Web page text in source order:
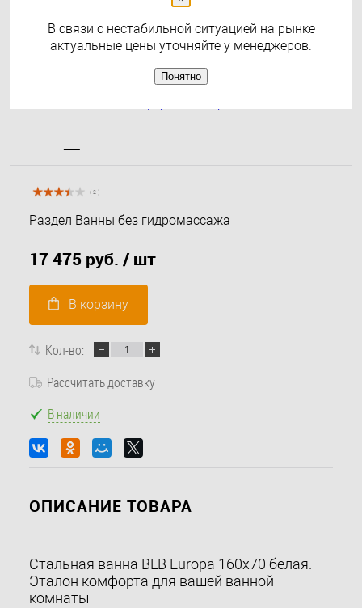
( 2 )
Раздел Ванны без гидромассажа
17 475 руб. / шт
В корзину
Кол-во:
Рассчитать доставку
В наличии
ОПИСАНИЕ ТОВАРА
Стальная ванна BLB Europa 160x70 белая.
Эталон комфорта для вашей ванной
комнаты
В связи с нестабильной ситуацией на рынке
актуальные цены уточняйте у менеджеров.
Понятно